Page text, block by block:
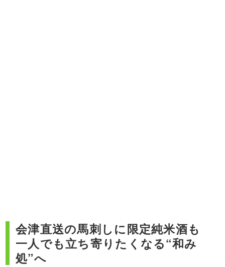
会津直送の馬刺しに限定純米酒も
一人でも立ち寄りたくなる“和み
処”へ